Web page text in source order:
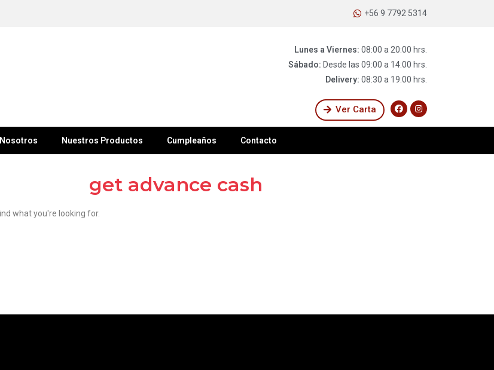
+56 9 7792 5314
Lunes a Viernes: 08:00 a 20:00 hrs.
Sábado: Desde las 09:00 a 14:00 hrs.
Delivery: 08:30 a 19:00 hrs.
Ver Carta
Nosotros Nuestros Productos Cumpleaños Contacto
get advance cash
what you're looking for.